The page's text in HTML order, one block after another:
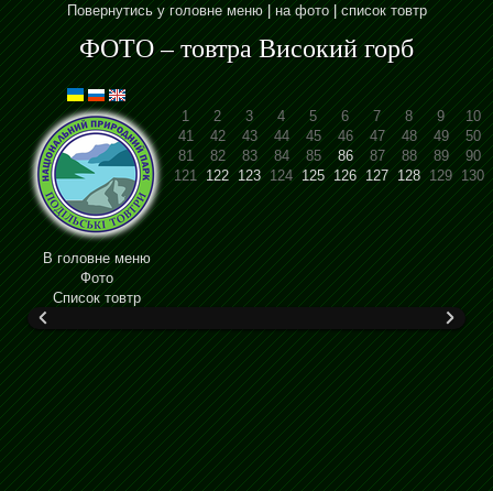
Повернутись у головне меню|на фото|список товтр
ФОТО – товтра Високий горб
В головне меню
Фото
Cписок товтр
1 2 3 4 5 6 7 8 9
10
41 42 43 44 45 46 47 48 49 50
81 82 83 84 85 86 87 88 89 90
121 122 123 124 125 126 127 128 129130